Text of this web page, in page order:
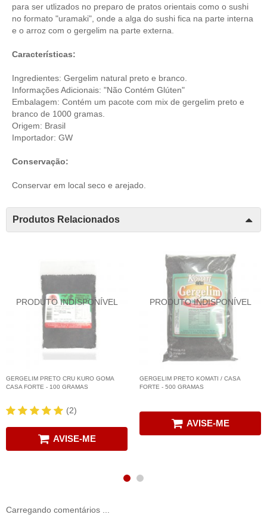
para ser utlizados no preparo de pratos orientais como o sushi
no formato "uramaki", onde a alga do sushi fica na parte interna
e o arroz com o gergelim na parte externa.
Características:
Ingredientes: Gergelim natural preto e branco.
Informações Adicionais: "Não Contém Glúten"
Embalagem: Contém um pacote com mix de gergelim preto e
branco de 1000 gramas.
Origem: Brasil
Importador: GW
Conservação:
Conservar em local seco e arejado.
Produtos Relacionados
GERGELIM PRETO CRU KURO GOMA
CASA FORTE - 100 GRAMAS
(2)
AVISE-ME
GERGELIM PRETO KOMATI / CASA
FORTE - 500 GRAMAS
AVISE-ME
Carregando comentários ...